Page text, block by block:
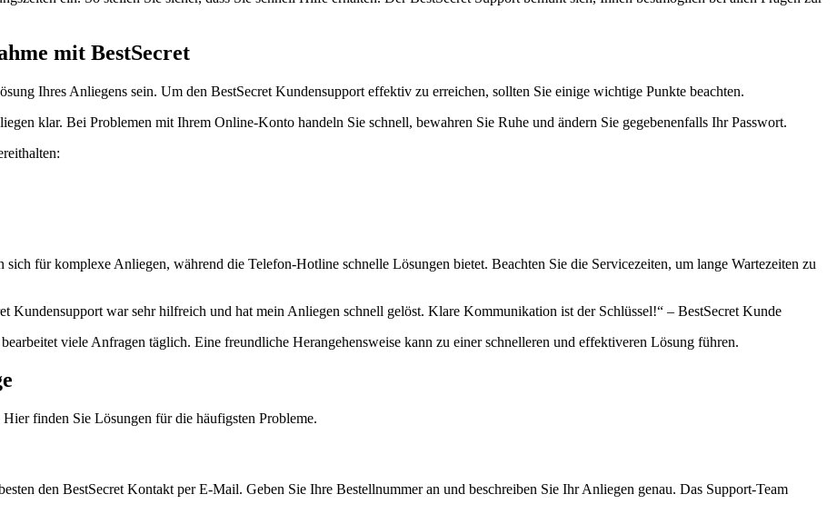
mit BestSecret
Ihres Anliegens sein. Um den BestSecret Kundensupport effektiv zu erreichen, sollten Sie einige wichtige Punkte beachten.
klar. Bei Problemen mit Ihrem Online-Konto handeln Sie schnell, bewahren Sie Ruhe und ändern Sie gegebenenfalls Ihr Passwort.
für komplexe Anliegen, während die Telefon-Hotline schnelle Lösungen bietet. Beachten Sie die Servicezeiten, um lange Wartezeiten zu
Kundensupport war sehr hilfreich und hat mein Anliegen schnell gelöst. Klare Kommunikation ist der Schlüssel!“ – BestSecret Kunde
viele Anfragen täglich. Eine freundliche Herangehensweise kann zu einer schnelleren und effektiveren Lösung führen.
finden Sie Lösungen für die häufigsten Probleme.
den BestSecret Kontakt per E-Mail. Geben Sie Ihre Bestellnummer an und beschreiben Sie Ihr Anliegen genau. Das Support-Team